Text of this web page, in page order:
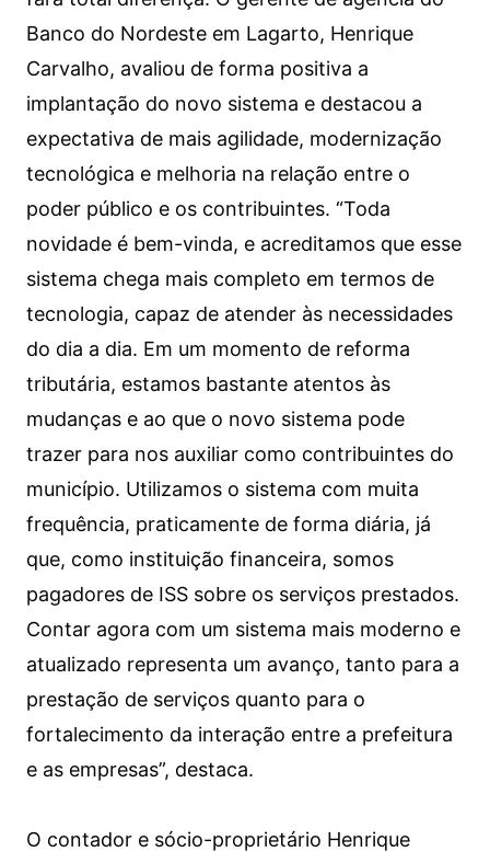
Banco do Nordeste em Lagarto, Henrique
Carvalho, avaliou de forma positiva a
implantação do novo sistema e destacou a
expectativa de mais agilidade, modernização
tecnológica e melhoria na relação entre o
poder público e os contribuintes. “Toda
novidade é bem-vinda, e acreditamos que esse
sistema chega mais completo em termos de
tecnologia, capaz de atender às necessidades
do dia a dia. Em um momento de reforma
tributária, estamos bastante atentos às
mudanças e ao que o novo sistema pode
trazer para nos auxiliar como contribuintes do
município. Utilizamos o sistema com muita
frequência, praticamente de forma diária, já
que, como instituição financeira, somos
pagadores de ISS sobre os serviços prestados.
Contar agora com um sistema mais moderno e
atualizado representa um avanço, tanto para a
prestação de serviços quanto para o
fortalecimento da interação entre a prefeitura
e as empresas”, destaca.
O contador e sócio-proprietário Henrique